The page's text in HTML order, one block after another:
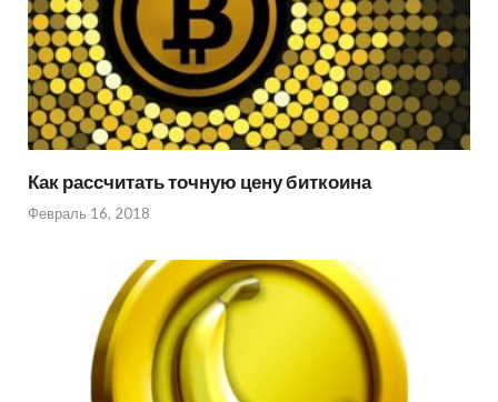
Как рассчитать точную цену биткоина
Февраль 16, 2018